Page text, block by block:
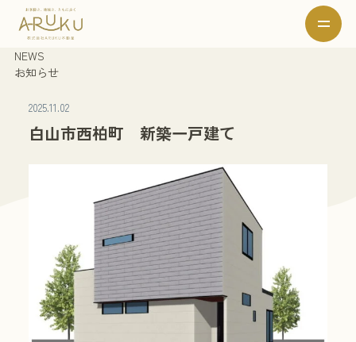
NEWS
お知らせ
2025.11.02
白山市西柏町 新築一戸建て